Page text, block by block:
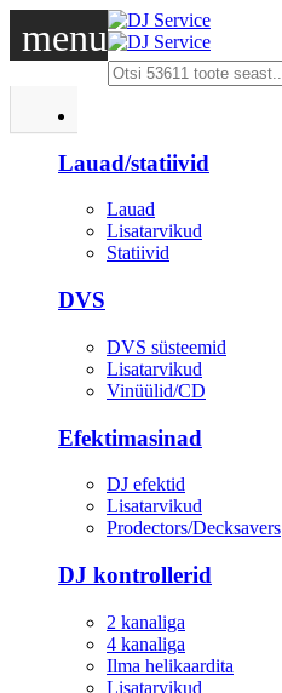
menu
Lauad/statiivid
Lauad
Lisatarvikud
Statiivid
DVS
DVS süsteemid
Lisatarvikud
Vinüülid/CD
Efektimasinad
DJ efektid
Lisatarvikud
Prodectors/Decksavers
DJ kontrollerid
2 kanaliga
4 kanaliga
Ilma helikaardita
Lisatarvikud